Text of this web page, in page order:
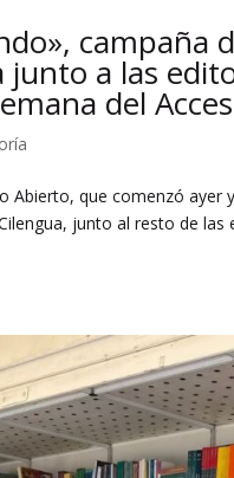
campaña
junto a las
del
Abierto, que comenzó
junto al resto de